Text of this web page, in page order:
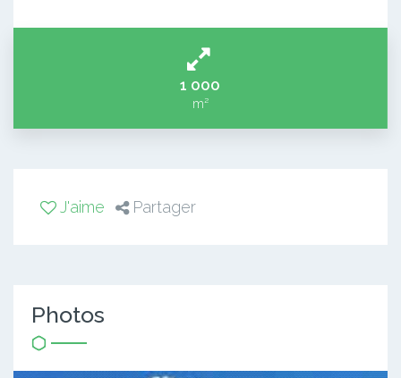
1 000
m²
J'aime Partager
Photos